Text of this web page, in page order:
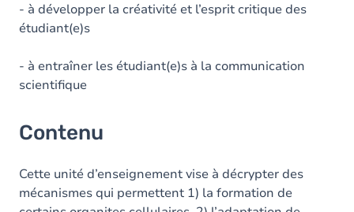
- à développer la créativité et l’esprit critique des
étudiant(e)s
- à entraîner les étudiant(e)s à la communication
scientifique
Contenu
Cette unité d’enseignement vise à décrypter des
mécanismes qui permettent 1) la formation de